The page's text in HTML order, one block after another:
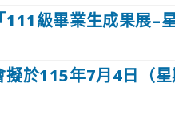
級畢業生成果展–
於115年7月4日（